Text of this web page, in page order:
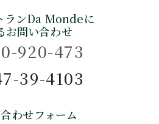
ランDa Mondeに
お問い合わせ
920-473
39-4103
わせフォーム